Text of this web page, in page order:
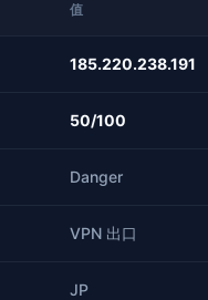
值
185.220.238.191
50/100
Danger
VPN 出口
JP